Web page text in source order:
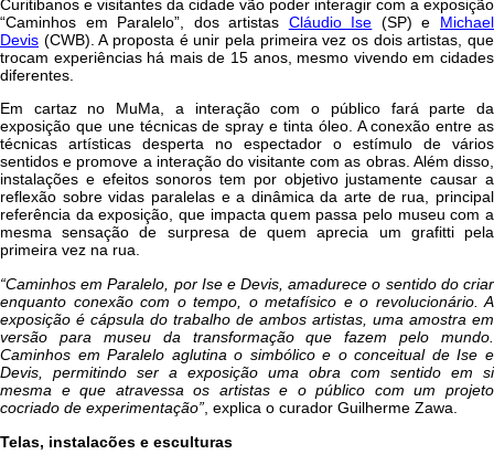
Curitibanos e visitantes da cidade vão poder interagir com a exposição
“Caminhos em Paralelo”, dos artistas Cláudio Ise (SP) e Michael
Devis (CWB). A proposta é unir pela primeira vez os dois artistas, que
trocam experiências há mais de 15 anos, mesmo vivendo em cidades
diferentes.
Em cartaz no MuMa, a interação com o público fará parte da
exposição que une técnicas de spray e tinta óleo. A conexão entre as
técnicas artísticas desperta no espectador o estímulo de vários
sentidos e promove a interação do visitante com as obras. Além disso,
instalações e efeitos sonoros tem por objetivo justamente causar a
reflexão sobre vidas paralelas e a dinâmica da arte de rua, principal
referência da exposição, que impacta quem passa pelo museu com a
mesma sensação de surpresa de quem aprecia um grafitti pela
primeira vez na rua.
“Caminhos em Paralelo, por Ise e Devis, amadurece o sentido do criar
enquanto conexão com o tempo, o metafísico e o revolucionário. A
exposição é cápsula do trabalho de ambos artistas, uma amostra em
versão para museu da transformação que fazem pelo mundo.
Caminhos em Paralelo aglutina o simbólico e o conceitual de Ise e
Devis, permitindo ser a exposição uma obra com sentido em si
mesma e que atravessa os artistas e o público com um projeto
cocriado de experimentação” , explica o curador Guilherme Zawa.
Telas, instalacões e esculturas